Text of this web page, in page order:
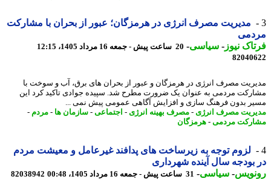
مدیریت مصرف انرژی در هرمزگان؛ عبور از بحران با مشارکت
نیوز-سیاسی-20 ساعت پیش - جمعه 16 مرداد 1405، 12:15
مصرف انرژی در هرمزگان و عبور از بحران های برق، آب و سوخت با
مردمی به عنوان یک ضرورت مطرح شد. سپیده جوادی تاکید کرد این
بدون فرهنگ سازی و افزایش آگاهی عمومی پیش نمی ...
مصرف انرژی-مصرف بهینه انرژی-اجتماعی-سازمان ها- مردم-
مردمی -هرمزگان
لزوم توجه به زیرساخت های پدافند غیرعامل و معیشت مردم
بودجه سال آینده شهرداری
-سیاسی-31 ساعت پیش - جمعه 16 مرداد 1405، 00:48 82038942